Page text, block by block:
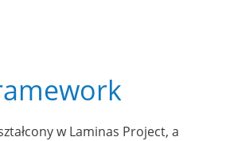
w Laminas Project, a